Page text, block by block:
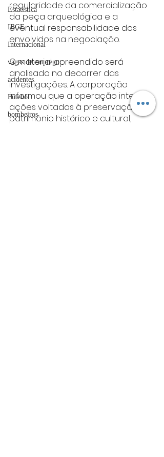
Estatística
IBGE
Internacional
vagas de emprego
acidentes
Futebol
bombeiros
regularidade da comercialização
da peça arqueológica e a
eventual responsabilidade dos
envolvidos na negociação.
O material apreendido será
analisado no decorrer das
investigações. A corporação
informou que a operação integra
ações voltadas à preservação do
patrimônio histórico e cultural,